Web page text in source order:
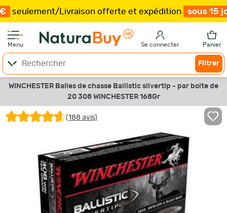
/Livraison offerte et expédition sous 15 jours /
Menu Se connecter Panier
Filtrer
WINCHESTER Balles de chasse Ballistic silvertip - par boite de
20 308 WINCHESTER 168Gr
(188 avis)